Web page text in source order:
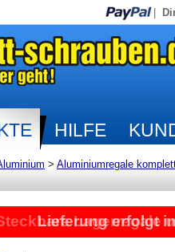
HILFE
> Aluminiumregale
Lagerregale
Lieferung erfolgt